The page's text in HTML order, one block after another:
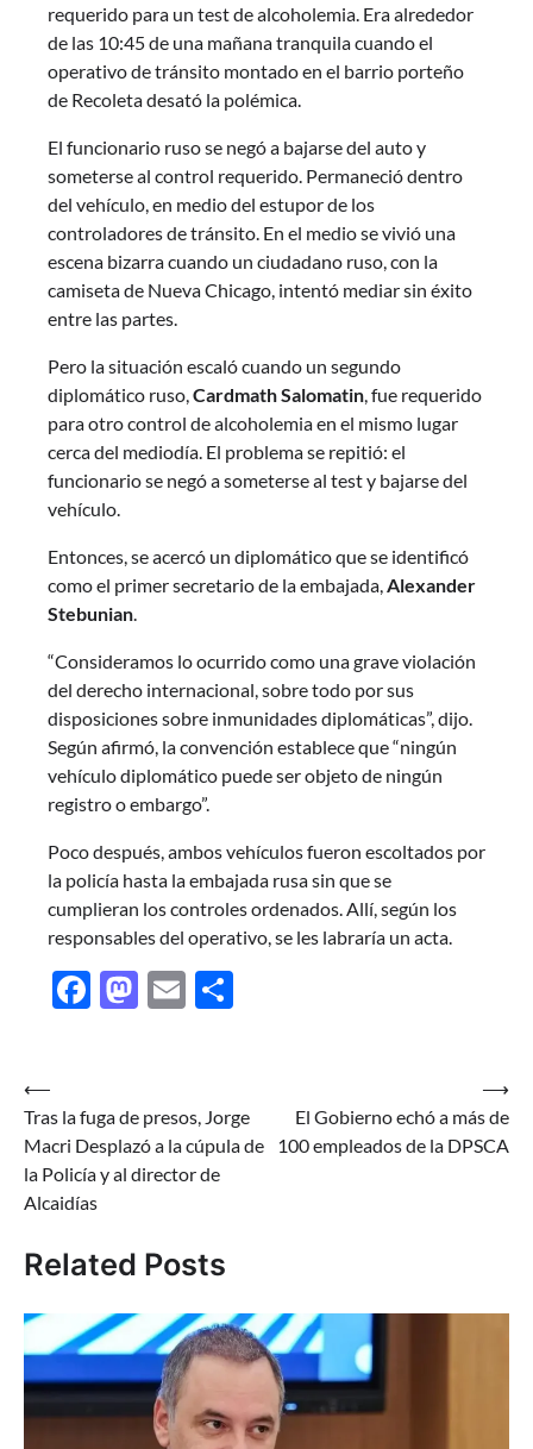
requerido para un test de alcoholemia. Era alrededor
de las 10:45 de una mañana tranquila cuando el
operativo de tránsito montado en el barrio porteño
de Recoleta desató la polémica.
El funcionario ruso se negó a bajarse del auto y
someterse al control requerido. Permaneció dentro
del vehículo, en medio del estupor de los
controladores de tránsito. En el medio se vivió una
escena bizarra cuando un ciudadano ruso, con la
camiseta de Nueva Chicago, intentó mediar sin éxito
entre las partes.
Pero la situación escaló cuando un segundo
diplomático ruso,Cardmath Salomatin, fue requerido
para otro control de alcoholemia en el mismo lugar
cerca del mediodía. El problema se repitió: el
funcionario se negó a someterse al test y bajarse del
vehículo.
Entonces, se acercó un diplomático que se identificó
como el primer secretario de la embajada,Alexander
Stebunian.
“Consideramos lo ocurrido como una grave violación
del derecho internacional, sobre todo por sus
disposiciones sobre inmunidades diplomáticas”, dijo.
Según afirmó, la convención establece que “ningún
vehículo diplomático puede ser objeto de ningún
registro o embargo”.
Poco después, ambos vehículos fueron escoltados por
la policía hasta la embajada rusa sin que se
cumplieran los controles ordenados. Allí, según los
responsables del operativo, se les labraría un acta.
Facebook
Mastodon
Email
Navegación
de
entradas
⟵
Tras la fuga de presos, Jorge
Macri Desplazó a la cúpula de
la Policía y al director de
Alcaidías
El Gobierno echó a más de
100 empleados de la DPSCA
⟶
Related Posts